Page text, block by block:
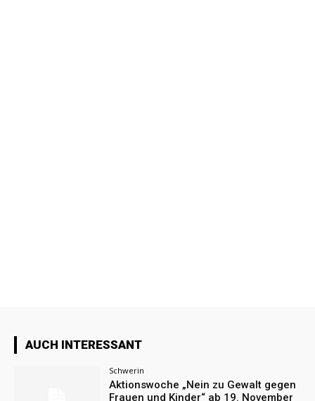
AUCH INTERESSANT
Schwerin
Aktionswoche „Nein zu Gewalt gegen
Frauen und Kinder“ ab 19. November